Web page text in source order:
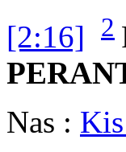
[2:16]
2
Nas :